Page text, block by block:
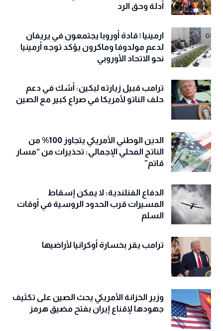
أدلة وحق الرد
ارمينيا | قادة أوروبا يجتمعون في يريفان
لدعم مولدوفا وماكرون يؤكد توجه أرمينيا
نحو الاتحاد الأوروبي
ترامب قبيل زيارته لبكين: أشك في دعم
حلف الناتو لأمريكا في صراع كبير مع الصين
الدين الوطني الأمريكي يتجاوز 100% من
الناتج المحلي الإجمالي: تحذيرات من “مسار
قاتم”
الدفاع الفنلندية: لا يمكن إسقاط
المسيرات قرب الحدود الروسية في أوقات
السلم
ترامب يقر بخسارة أوكرانيا لأراضيها
وزير الخزانة الأمريكي يحث الصين على تكثيف
جهودها لإقناع إيران بفتح مضيق هرمز